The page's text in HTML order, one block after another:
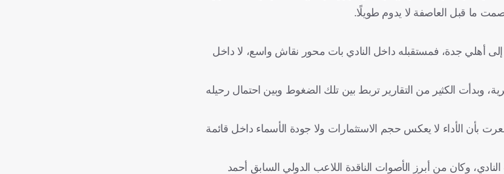
ما قبل العاصفة لا يدوم طويلًا.
أهلي جدة، فمستقبله داخل النادي بات محور نقاش واسع، لا داخل
وبدأت الكثير من التقارير تربط بين تلك الضغوط وبين احتمال رحيله
الأداء لا يعكس حجم الاستثمارات ولا جودة الأسماء داخل قائمة
وكان من أبرز الأصوات الناقدة اللاعب الدولي السابق أحمد